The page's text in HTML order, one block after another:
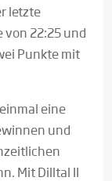
letzte
22:25 und
Punkte mit
eine
und
Mit Dilltal II